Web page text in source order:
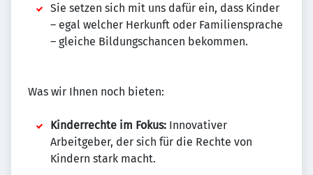
Sie setzen sich mit uns dafür ein, dass Kinder
– egal welcher Herkunft oder Familiensprache
– gleiche Bildungschancen bekommen.
Was wir Ihnen noch bieten:
Kinderrechte im Fokus: Innovativer
Arbeitgeber, der sich für die Rechte von
Kindern stark macht.